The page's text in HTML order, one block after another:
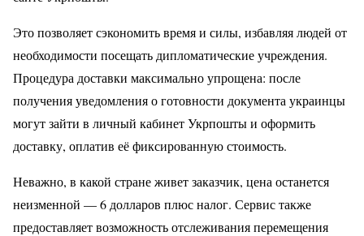
Это позволяет сэкономить время и силы, избавляя людей от
необходимости посещать дипломатические учреждения.
Процедура доставки максимально упрощена: после
получения уведомления о готовности документа украинцы
могут зайти в личный кабинет Укрпошты и оформить
доставку, оплатив её фиксированную стоимость.
Неважно, в какой стране живет заказчик, цена останется
неизменной — 6 долларов плюс налог. Сервис также
предоставляет возможность отслеживания перемещения